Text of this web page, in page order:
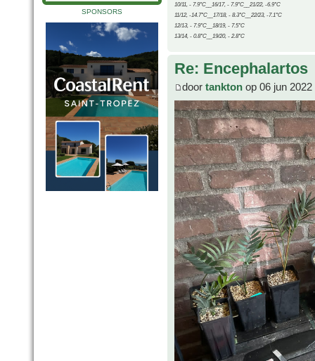
SPONSORS
10/11, - 7.9°C__16/17, - 7.9°C__21/22, -6.9°C
11/12, -14.7°C__17/18, - 8.3°C__22/23, -7.1°C
12/13, - 7.9°C__18/19, - 7.5°C
13/14, - 0.8°C__19/20, - 2.8°C
Re: Encephalartos
door tankton op 06 jun 2022